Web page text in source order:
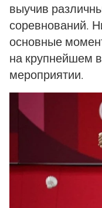
выучив
соревнований.
основные
на крупнейшем
мероприятии.